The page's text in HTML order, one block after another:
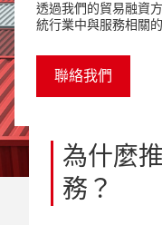
透過我們的貿易融資
統行業中與服務相關
聯絡我們
為什麼
務？